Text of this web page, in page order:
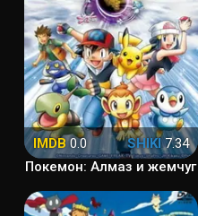
IMDB0.0 SHIKI7.34
Покемон: Алмаз и жемчуг